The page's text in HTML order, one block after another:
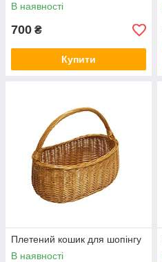
В наявності
700 ₴
Купити
Плетений кошик для шопінгу
В наявності